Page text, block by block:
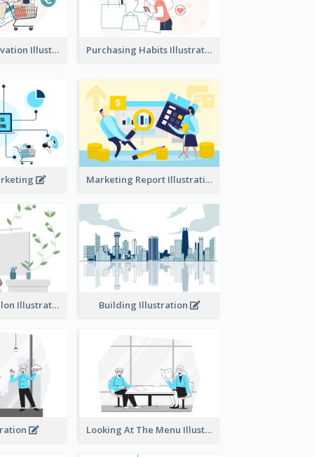
Consumer Motivation Illustration Purchasing Habits Illustration
Marketing Report Illustration
Eco-friendly Salon Illustration Building Illustration
Looking At The Menu Illustration